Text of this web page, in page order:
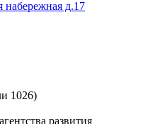
набережная д.17
1026)
развития